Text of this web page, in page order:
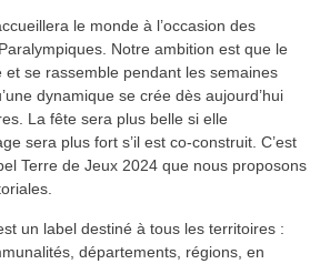
le monde à l’occasion des
Notre ambition est que le
et se rassemble pendant les semaines
dynamique se crée dès aujourd’hui
La fête sera plus belle si elle
sera plus fort s’il est co-construit. C’est
Terre de Jeux 2024 que nous proposons
un label destiné à tous les territoires :
départements, régions, en